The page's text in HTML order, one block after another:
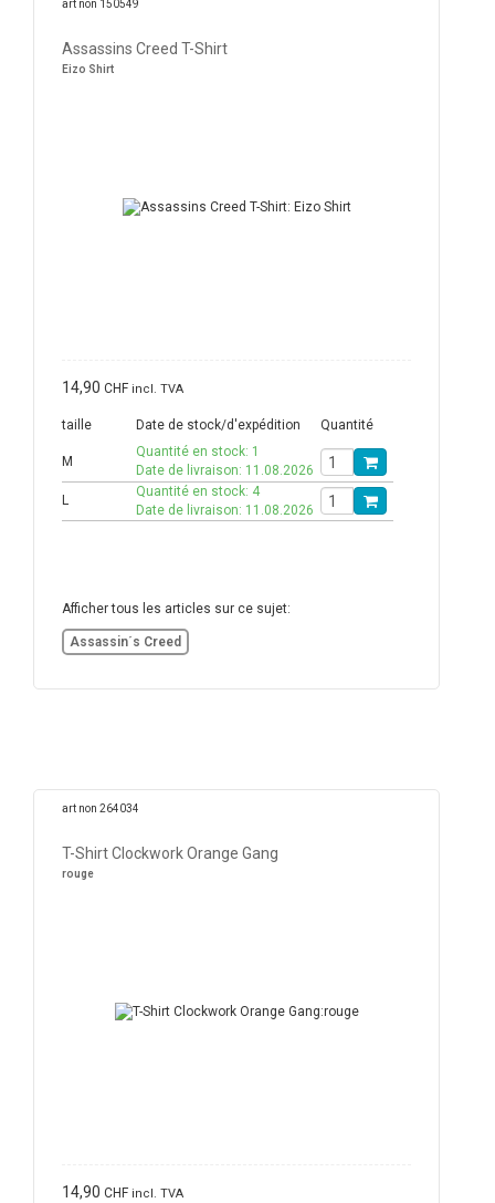
art non 150549
Assassins Creed T-Shirt
Eizo Shirt
14,90 CHF incl. TVA
taille Date de stock/d'expédition Quantité
M
Quantité en stock: 1
Date de livraison: 11.08.2026
L
Quantité en stock: 4
Date de livraison: 11.08.2026
Afficher tous les articles sur ce sujet:
Assassin´s Creed
art non 264034
T-Shirt Clockwork Orange Gang
rouge
14,90 CHF incl. TVA